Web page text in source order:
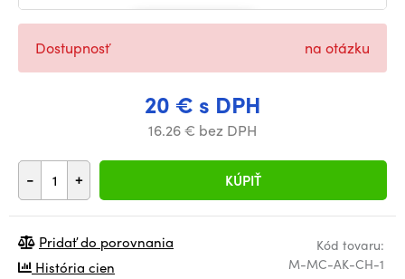
20 € s DPH
16.26 € bez DPH
- + KÚPIŤ
Dostupnosť na otázku
Kód tovaru:
M-MC-AK-CH-1
Pridať do porovnania
História cien